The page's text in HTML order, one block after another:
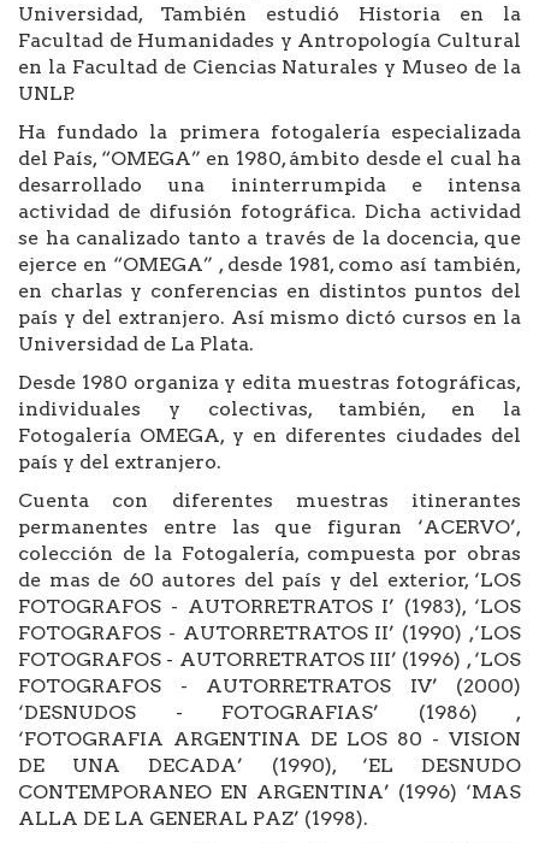
Universidad, También estudió Historia en la
Facultad de Humanidades y Antropología Cultural
en la Facultad de Ciencias Naturales y Museo de la
UNLP.
Ha fundado la primera fotogalería especializada
del País, “OMEGA” en 1980, ámbito desde el cual ha
desarrollado una ininterrumpida e intensa
actividad de difusión fotográfica. Dicha actividad
se ha canalizado tanto a través de la docencia, que
ejerce en “OMEGA” , desde 1981, como así también,
en charlas y conferencias en distintos puntos del
país y del extranjero. Así mismo dictó cursos en la
Universidad de La Plata.
Desde 1980 organiza y edita muestras fotográficas,
individuales y colectivas, también, en la
Fotogalería OMEGA, y en diferentes ciudades del
país y del extranjero.
Cuenta con diferentes muestras itinerantes
permanentes entre las que figuran ‘ACERVO’,
colección de la Fotogalería, compuesta por obras
de mas de 60 autores del país y del exterior, ‘LOS
FOTOGRAFOS - AUTORRETRATOS I’ (1983), ‘LOS
FOTOGRAFOS - AUTORRETRATOS II’ (1990) ,‘LOS
FOTOGRAFOS - AUTORRETRATOS III’ (1996) , ‘LOS
FOTOGRAFOS - AUTORRETRATOS IV’ (2000)
‘DESNUDOS - FOTOGRAFIAS’ (1986) ,
‘FOTOGRAFIA ARGENTINA DE LOS 80 - VISION
DE UNA DECADA’ (1990), ‘EL DESNUDO
CONTEMPORANEO EN ARGENTINA’ (1996) ‘MAS
ALLA DE LA GENERAL PAZ’ (1998).